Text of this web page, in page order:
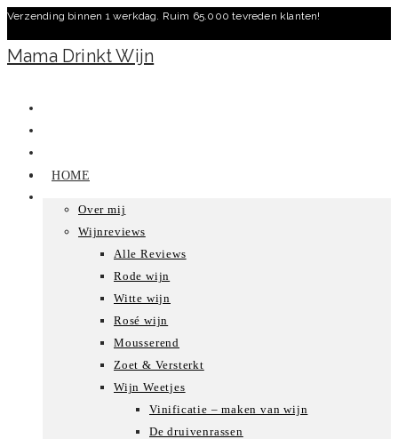
Ga
naar
inhoud
Verzending binnen 1 werkdag. Ruim 65.000 tevreden klanten!
Mama Drinkt Wijn
HOME
Over mij
Wijnreviews
Alle Reviews
Rode wijn
Witte wijn
Rosé wijn
Mousserend
Zoet & Versterkt
Wijn Weetjes
Vinificatie – maken van wijn
De druivenrassen